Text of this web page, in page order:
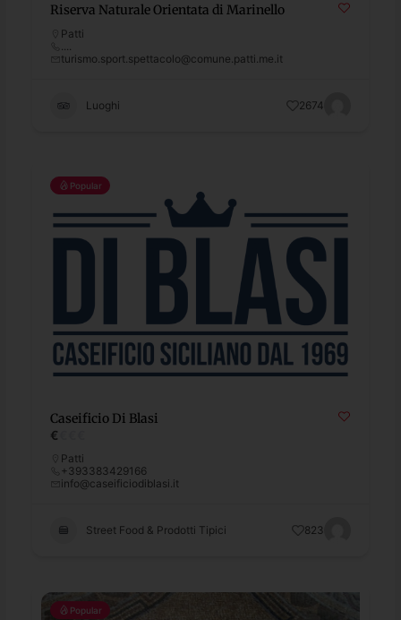
Riserva Naturale Orientata di Marinello
Patti
turismo.sport.spettacolo@comune.patti.me.it
Luoghi 2674
Popular
Caseificio Di Blasi
€
Patti
+393383429166
info@caseificiodiblasi.it
Street Food & Prodotti Tipici 823
Popular